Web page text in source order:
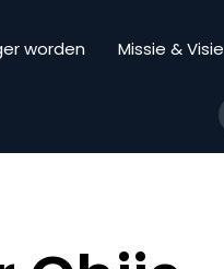
worden Missie & Visie